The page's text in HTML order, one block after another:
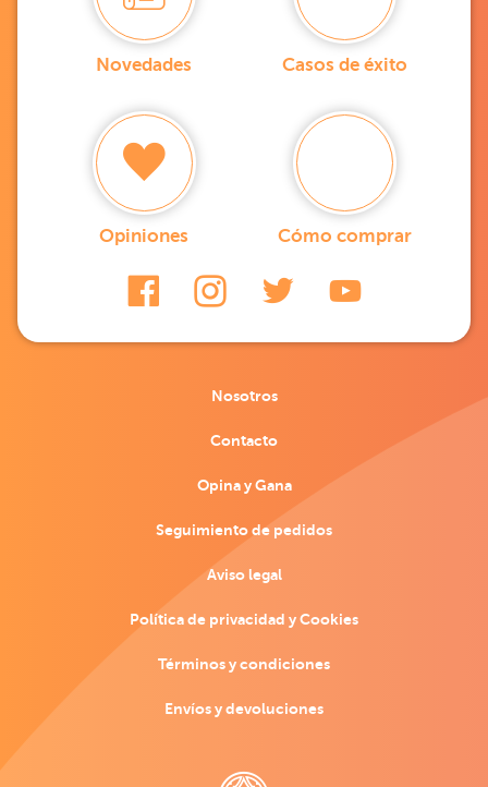
Novedades Casos de éxito
Opiniones Cómo comprar
Nosotros
Contacto
Opina y Gana
Seguimiento de pedidos
Aviso legal
Política de privacidad y Cookies
Términos y condiciones
Envíos y devoluciones